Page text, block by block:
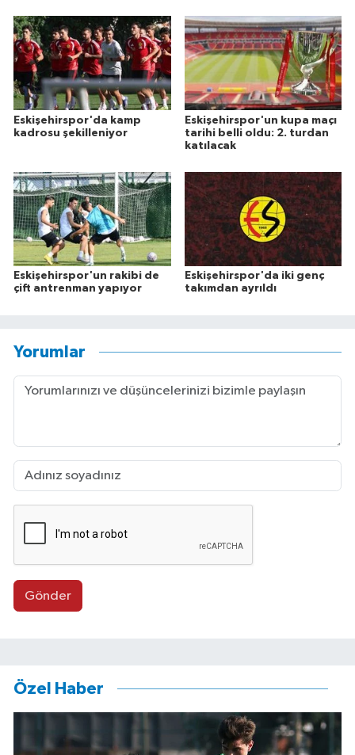
Eskişehirspor'da kamp
kadrosu şekilleniyor
Eskişehirspor'un kupa maçı
tarihi belli oldu: 2. turdan
katılacak
Eskişehirspor'un rakibi de
çift antrenman yapıyor
Eskişehirspor'da iki genç
takımdan ayrıldı
Yorumlar
Gönder
Özel Haber